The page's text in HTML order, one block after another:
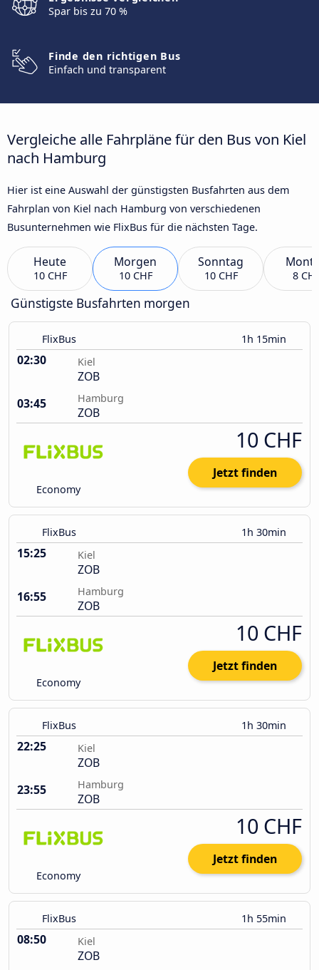
Spar bis zu 70 %
Finde den richtigen Bus
Einfach und transparent
Vergleiche alle Fahrpläne für den Bus von Kiel
nach Hamburg
Hier ist eine Auswahl der günstigsten Busfahrten aus dem
Fahrplan von Kiel nach Hamburg von verschiedenen
Busunternehmen wie FlixBus für die nächsten Tage.
Heute
10 CHF
Morgen
10 CHF
Sonntag
10 CHF 8
Günstigste Busfahrten morgen
FlixBus 1h 15min
02:30 Kiel
ZOB
03:45
Hamburg
ZOB
Economy
10 CHF
Jetzt finden
FlixBus 1h 30min
15:25 Kiel
ZOB
16:55
Hamburg
ZOB
Economy
10 CHF
Jetzt finden
FlixBus 1h 30min
22:25 Kiel
ZOB
23:55
Hamburg
ZOB
Economy
10 CHF
Jetzt finden
FlixBus 1h 55min
08:50 Kiel
ZOB